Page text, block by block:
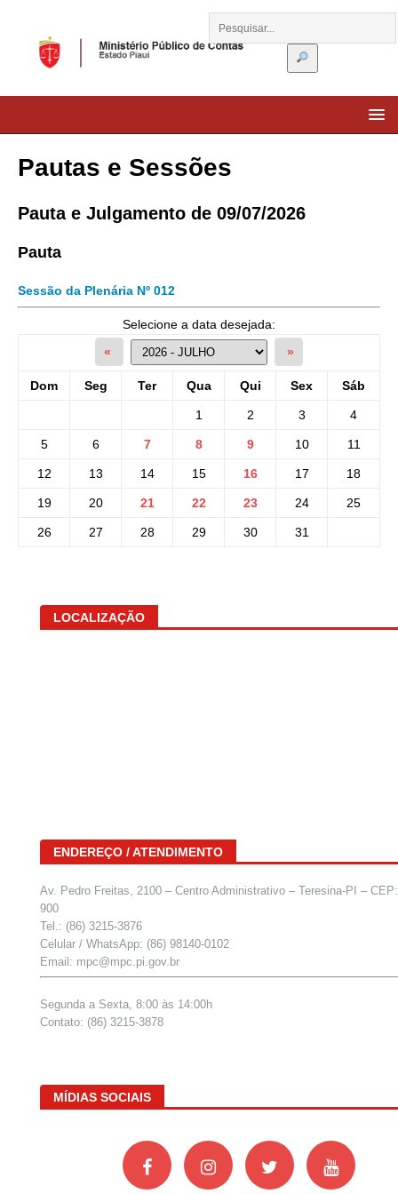
Pautas e Sessões
Pauta e Julgamento de 09/07/2026
Pauta
Sessão da Plenária Nº 012
Selecione a data desejada:
«
»
Dom Seg Ter Qua Qui Sex Sáb
1 2 3 4
5 6 7 8 9 10 11
12 13 14 15 16 17 18
19 20 21 22 23 24 25
26 27 28 29 30 31
LOCALIZAÇÃO
ENDEREÇO / ATENDIMENTO
Av. Pedro Freitas, 2100 – Centro Administrativo – Teresina-PI –
900
Tel.: (86) 3215-3876
Celular / WhatsApp: (86) 98140-0102
Email: mpc@mpc.pi.gov.br
Segunda a Sexta, 8:00 às 14:00h
Contato: (86) 3215-3878
MÍDIAS SOCIAIS